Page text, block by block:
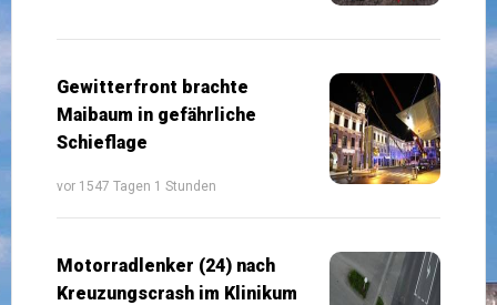
Gewitterfront brachte
Maibaum in gefährliche
Schieflage
vor 1547 Tagen 1 Stunden
Motorradlenker (24) nach
Kreuzungscrash im Klinikum